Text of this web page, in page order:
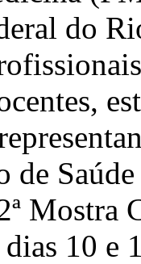
do
de
Mostra
10 e